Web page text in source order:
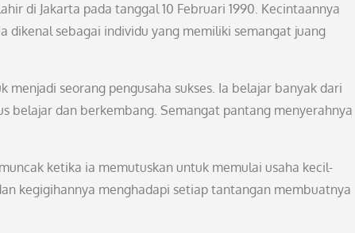
di Jakarta pada tanggal 10 Februari 1990. Kecintaannya
dikenal sebagai individu yang memiliki semangat juang
seorang pengusaha sukses. Ia belajar banyak dari
belajar dan berkembang. Semangat pantang menyerahnya
ketika ia memutuskan untuk memulai usaha kecil-
kegigihannya menghadapi setiap tantangan membuatnya